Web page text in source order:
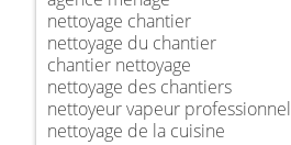
nettoyage chantier
nettoyage du chantier
chantier nettoyage
nettoyage des chantiers
nettoyeur vapeur professionnel
nettoyage de la cuisine